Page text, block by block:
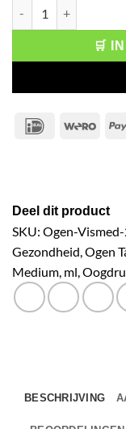
🛒
IDeal Wero
Deel dit product
SKU: Ogen-
Gezondheid Ogen
Medium ml
BESCHRIJVING